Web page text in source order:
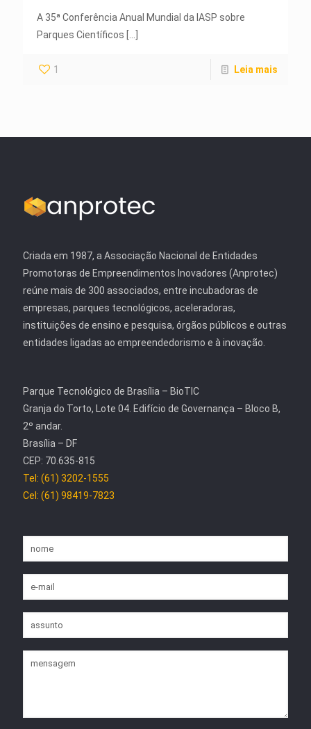
A 35ª Conferência Anual Mundial da IASP sobre
Parques Científicos
1 Leia mais
Criada em 1987, a Associação Nacional de Entidades
Promotoras de Empreendimentos Inovadores (Anprotec)
reúne mais de 300 associados, entre incubadoras de
empresas, parques tecnológicos, aceleradoras,
instituições de ensino e pesquisa, órgãos públicos e outras
entidades ligadas ao empreendedorismo e à inovação.
Parque Tecnológico de Brasília – BioTIC
Granja do Torto, Lote 04. Edifício de Governança – Bloco B,
2º andar.
Brasília – DF
CEP: 70.635-815
Tel: (61) 3202-1555
Cel: (61) 98419-7823